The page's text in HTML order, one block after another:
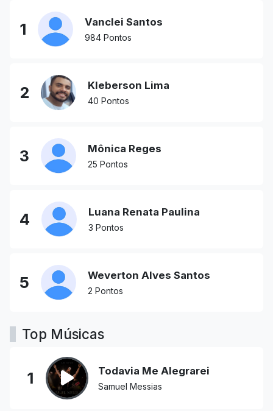
1 Vanclei Santos
984 Pontos
2 Kleberson Lima
40 Pontos
3 Mônica Reges
25 Pontos
4 Luana Renata Paulina
3 Pontos
5 Weverton Alves Santos
2 Pontos
Top Músicas
1 Todavia Me Alegrarei
Samuel Messias